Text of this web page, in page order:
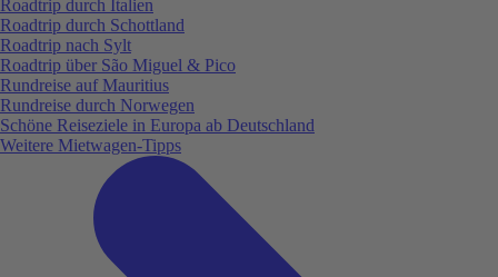
Roadtrip durch Italien
Roadtrip durch Schottland
Roadtrip nach Sylt
Roadtrip über São Miguel & Pico
Rundreise auf Mauritius
Rundreise durch Norwegen
Schöne Reiseziele in Europa ab Deutschland
Weitere Mietwagen-Tipps